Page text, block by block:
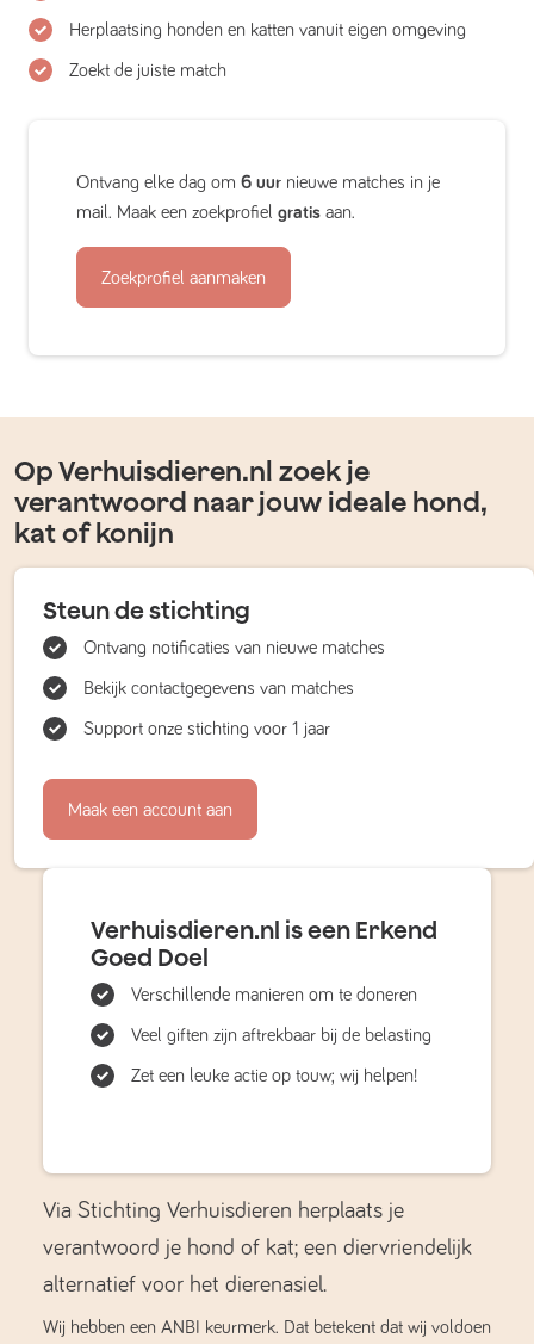
Herplaatsing honden en katten vanuit eigen omgeving
Zoekt de juiste match
Ontvang elke dag om 6 uur nieuwe matches in je
mail. Maak een zoekprofiel gratis aan.
Zoekprofiel aanmaken
Op Verhuisdieren.nl zoek je
verantwoord naar jouw ideale hond,
kat of konijn
Steun de stichting
Ontvang notificaties van nieuwe matches
Bekijk contactgegevens van matches
Support onze stichting voor 1 jaar
Maak een account aan
Verhuisdieren.nl is een Erkend
Goed Doel
Verschillende manieren om te doneren
Veel giften zijn aftrekbaar bij de belasting
Zet een leuke actie op touw; wij helpen!
Via Stichting Verhuisdieren herplaats je
verantwoord je hond of kat; een diervriendelijk
alternatief voor het dierenasiel.
Wij hebben een ANBI keurmerk. Dat betekent dat wij voldoen